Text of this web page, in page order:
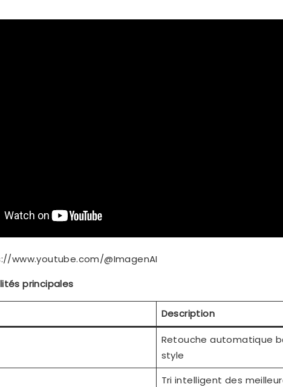
www.youtube.com/@ImagenAI
principales
Description
Retouche automatique
style
Tri intelligent des